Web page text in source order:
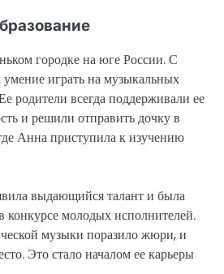
городке на юге России. С
умение играть на музыкальных
родители всегда поддерживали ее
и решили отправить дочку в
Анна приступила к изучению
выдающийся талант и была
конкурсе молодых исполнителей.
музыки поразило жюри, и
Это стало началом ее карьеры